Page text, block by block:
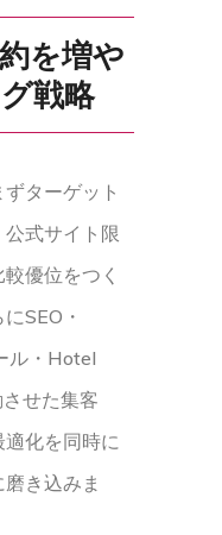
を増や
戦略
ターゲット
式サイト限
優位をつく
SEO・
ル・Hotel
せた集客
化を同時に
き込みま